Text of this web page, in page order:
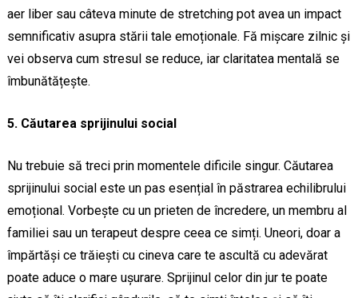
aer liber sau câteva minute de stretching pot avea un impact
semnificativ asupra stării tale emoționale. Fă mișcare zilnic și
vei observa cum stresul se reduce, iar claritatea mentală se
îmbunătățește.
5. Căutarea sprijinului social
Nu trebuie să treci prin momentele dificile singur. Căutarea
sprijinului social este un pas esențial în păstrarea echilibrului
emoțional. Vorbește cu un prieten de încredere, un membru al
familiei sau un terapeut despre ceea ce simți. Uneori, doar a
împărtăși ce trăiești cu cineva care te ascultă cu adevărat
poate aduce o mare ușurare. Sprijinul celor din jur te poate